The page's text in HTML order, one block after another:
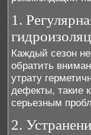
1.
Каждый сезон
обратить
утрату
дефекты, такие
серьезным
2.